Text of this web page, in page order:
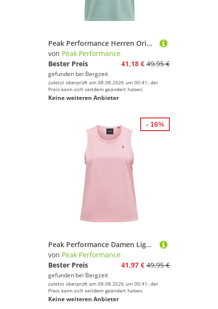
Peak Performance Herren Original Small Logo T-Shirt
von Peak Performance
Bester Preis
41,18 € 49,95 €
gefunden bei Bergzeit
zuletzt überprüft am 08.08.2026 um 00:41; der
Preis kann sich seitdem geändert haben.
Keine weiteren Anbieter
Peak Performance Damen Light Top
von Peak Performance
Bester Preis
41,97 € 49,95 €
gefunden bei Bergzeit
zuletzt überprüft am 08.08.2026 um 00:41; der
Preis kann sich seitdem geändert haben.
Keine weiteren Anbieter
- 16%